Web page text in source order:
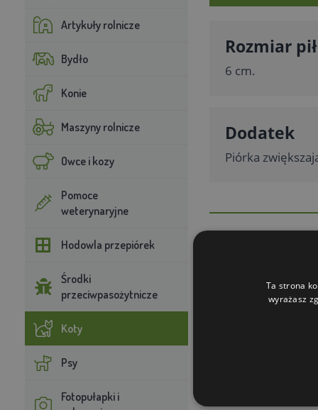
Artykuły rolnicze
Bydło
Konie
Maszyny rolnicze
Owce i kozy
Pomoce
weterynaryjne
Hodowla przepiórek
Środki
przeciwpasożytnicze
Koty
Psy
Fotopułapki i
Rozmiar
6 cm.
Dodatek
Piórka
Catnip, czyli
Ta strona
wyrażasz